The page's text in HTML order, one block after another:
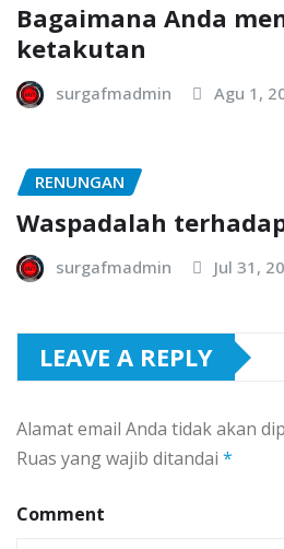
Bagaimana Anda
ketakutan
surgafmadmin Agu 1,
RENUNGAN
Waspadalah
surgafmadmin Jul 31,
LEAVE A REPLY
Alamat email Anda tidak akan
Ruas yang wajib ditandai *
Comment